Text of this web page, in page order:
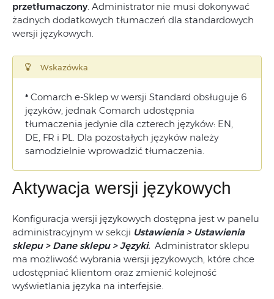
przetłumaczony. Administrator nie musi dokonywać
żadnych dodatkowych tłumaczeń dla standardowych
wersji językowych.
Wskazówka
* Comarch e-Sklep w wersji Standard obsługuje 6
języków, jednak Comarch udostępnia
tłumaczenia jedynie dla czterech języków: EN,
DE, FR i PL. Dla pozostałych języków należy
samodzielnie wprowadzić tłumaczenia.
Aktywacja wersji językowych
Konfiguracja wersji językowych dostępna jest w panelu
administracyjnym w sekcji Ustawienia > Ustawienia
sklepu > Dane sklepu > Języki. Administrator sklepu
ma możliwość wybrania wersji językowych, które chce
udostępniać klientom oraz zmienić kolejność
wyświetlania języka na interfejsie.